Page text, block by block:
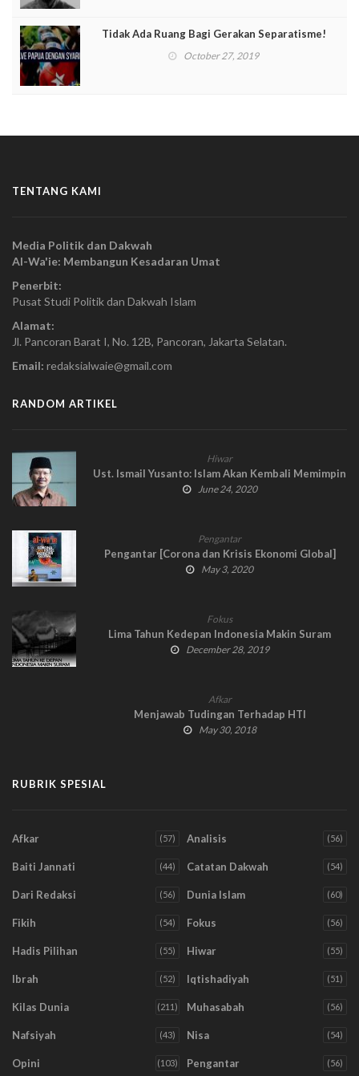
Tidak Ada Ruang Bagi Gerakan Separatisme!
October 27, 2019
TENTANG KAMI
Media Politik dan Dakwah
Al-Wa'ie: Membangun Kesadaran Umat
Penerbit:
Pusat Studi Politik dan Dakwah Islam
Alamat:
Jl. Pancoran Barat I, No. 12B, Pancoran, Jakarta Selatan.
Email: redaksialwaie@gmail.com
RANDOM ARTIKEL
Hiwar
Ust. Ismail Yusanto: Islam Akan Kembali Memimpin
June 24, 2020
Pengantar
Pengantar [Corona dan Krisis Ekonomi Global]
May 3, 2020
Fokus
Lima Tahun Kedepan Indonesia Makin Suram
December 28, 2019
Afkar
Menjawab Tudingan Terhadap HTI
May 30, 2018
RUBRIK SPESIAL
Afkar (57) Analisis (56)
Baiti Jannati (44) Catatan Dakwah (54)
Dari Redaksi (56) Dunia Islam (60)
Fikih (54) Fokus (56)
Hadis Pilihan (55) Hiwar (55)
Ibrah (52) Iqtishadiyah (51)
Kilas Dunia (211) Muhasabah (56)
Nafsiyah (43) Nisa (54)
Opini (103) Pengantar (56)